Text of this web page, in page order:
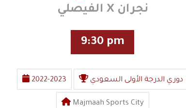
الفيصلي X نجران
9:30 pm
2022-2023 دوري الدرجة الأولى السعودي
Majmaah Sports City